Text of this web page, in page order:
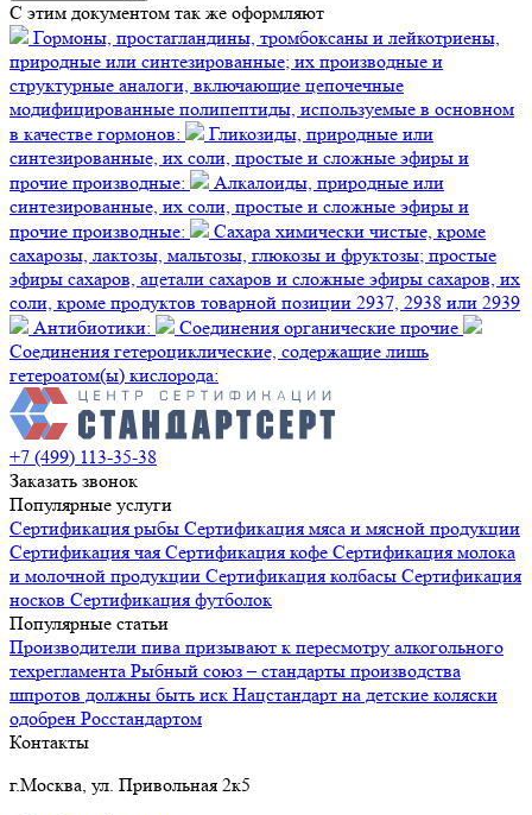
C этим документом так же оформляют
Гормоны, простагландины, тромбоксаны и лейкотриены,
природные или синтезированные; их производные и
структурные аналоги, включающие цепочечные
модифицированные полипептиды, используемые в основном
в качестве гормонов:
Гликозиды, природные или
синтезированные, их соли, простые и сложные эфиры и
прочие производные:
Алкалоиды, природные или
синтезированные, их соли, простые и сложные эфиры и
прочие производные:
Сахара химически чистые, кроме
сахарозы, лактозы, мальтозы, глюкозы и фруктозы; простые
эфиры сахаров, ацетали сахаров и сложные эфиры сахаров, их
соли, кроме продуктов товарной позиции 2937, 2938 или 2939
Антибиотики:
Соединения органические прочие
Соединения гетероциклические, содержащие лишь
гетероатом(ы) кислорода:
+7 (499) 113-35-38
Заказать звонок
Популярные услуги
Сертификация рыбы Сертификация мяса и мясной продукции
Сертификация чая Сертификация кофе Сертификация молока
и молочной продукции Сертификация колбасы Сертификация
носков Сертификация футболок
Популярные статьи
Производители пива призывают к пересмотру алкогольного
техрегламента Рыбный союз – стандарты производства
шпротов должны быть иск Нацстандарт на детские коляски
одобрен Росстандартом
Контакты
г.Москва, ул. Привольная 2к5